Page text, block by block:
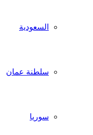
السعودية
سلطنة عمان
سوريا